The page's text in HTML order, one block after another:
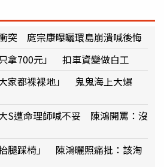
突 庹宗康曝曬環島崩潰喊後悔
拿700元」 扣車資變做白工
家都裸裸地」 鬼鬼海上大爆
S遭命理師喊不妥 陳鴻開罵：沒
腿踩椅」 陳鴻曬照痛批：該淘